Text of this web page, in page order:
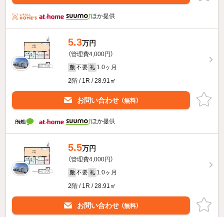
ほか提供
5.3万円
（管理費4,000円）
敷 不要 礼 1.0ヶ月
2階 / 1R / 28.91㎡
お問い合わせ （無料）
ほか提供
5.5万円
（管理費4,000円）
敷 不要 礼 1.0ヶ月
2階 / 1R / 28.91㎡
お問い合わせ （無料）